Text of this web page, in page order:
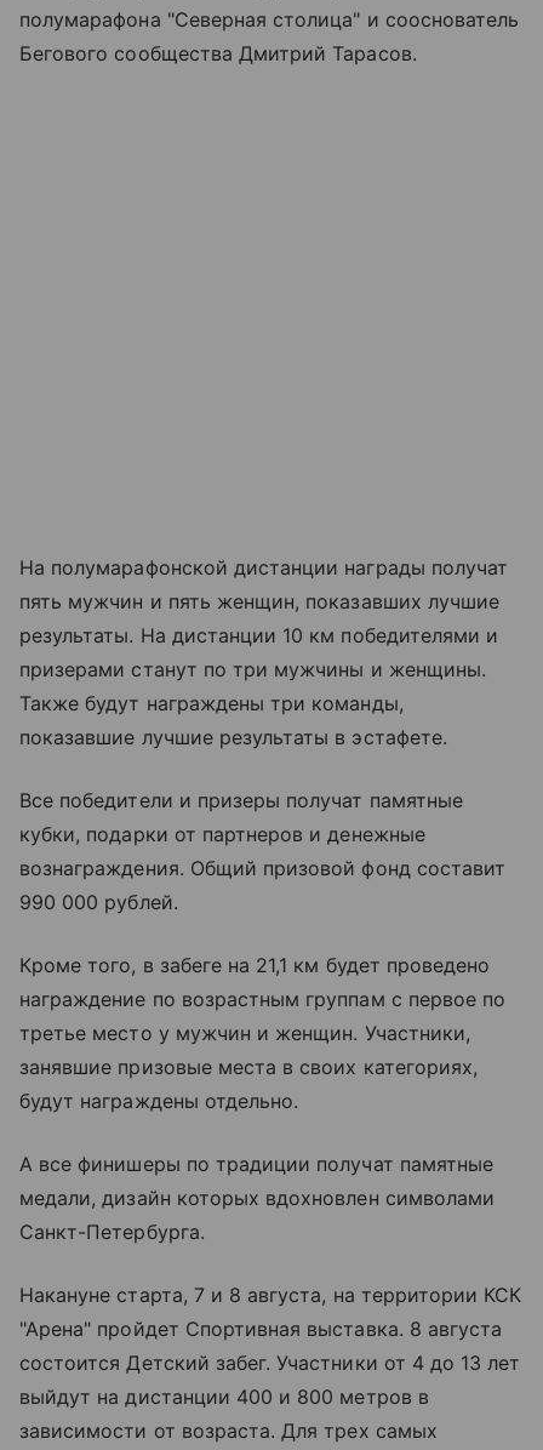
полумарафона "Северная столица" и сооснователь
Бегового сообщества Дмитрий Тарасов.
На полумарафонской дистанции награды получат
пять мужчин и пять женщин, показавших лучшие
результаты. На дистанции 10 км победителями и
призерами станут по три мужчины и женщины.
Также будут награждены три команды,
показавшие лучшие результаты в эстафете.
Все победители и призеры получат памятные
кубки, подарки от партнеров и денежные
вознаграждения. Общий призовой фонд составит
990 000 рублей.
Кроме того, в забеге на 21,1 км будет проведено
награждение по возрастным группам с первое по
третье место у мужчин и женщин. Участники,
занявшие призовые места в своих категориях,
будут награждены отдельно.
А все финишеры по традиции получат памятные
медали, дизайн которых вдохновлен символами
Санкт-Петербурга.
Накануне старта, 7 и 8 августа, на территории КСК
"Арена" пройдет Спортивная выставка. 8 августа
состоится Детский забег. Участники от 4 до 13 лет
выйдут на дистанции 400 и 800 метров в
зависимости от возраста. Для трех самых